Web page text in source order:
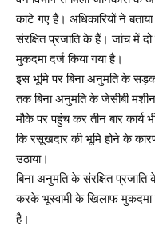
काटे गए हैं। अधिकारियों ने
संरक्षित प्रजाति के हैं। जांच में
मुकदमा दर्ज किया गया है।
इस भूमि पर बिना अनुमति के
तक बिना अनुमति के जेसीबी
मौके पर पहुंच कर तीन बार कार्य
कि रसूखदार की भूमि होने के
उठाया।
बिना अनुमति के संरक्षित
करके भूस्वामी के खिलाफ मुकदमा
है।